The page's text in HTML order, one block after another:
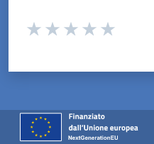
Valuta da 1 a 5 stelle la